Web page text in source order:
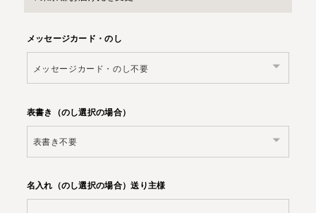
メッセージカード・のし
表書き（のし選択の場合）
名入れ（のし選択の場合）送り主様